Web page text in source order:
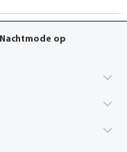
op